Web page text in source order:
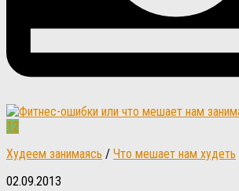
12
Худеем занимаясь / Что мешает нам худеть
02.09.2013